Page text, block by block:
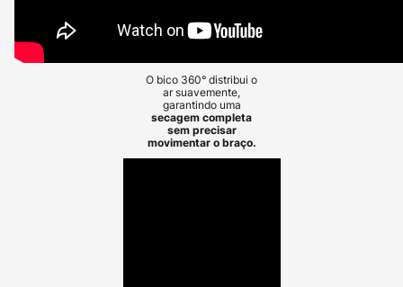
O bico 360° distribui o
ar suavemente,
garantindo uma
secagem completa
sem precisar
movimentar o braço.